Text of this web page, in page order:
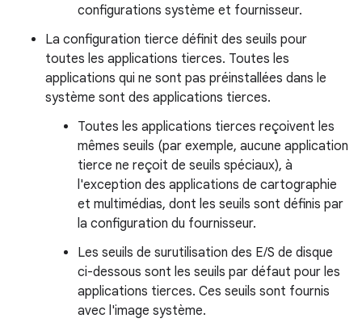
configurations système et fournisseur.
La configuration tierce définit des seuils pour
toutes les applications tierces. Toutes les
applications qui ne sont pas préinstallées dans le
système sont des applications tierces.
Toutes les applications tierces reçoivent les
mêmes seuils (par exemple, aucune application
tierce ne reçoit de seuils spéciaux), à
l'exception des applications de cartographie
et multimédias, dont les seuils sont définis par
la configuration du fournisseur.
Les seuils de surutilisation des E/S de disque
ci-dessous sont les seuils par défaut pour les
applications tierces. Ces seuils sont fournis
avec l'image système.